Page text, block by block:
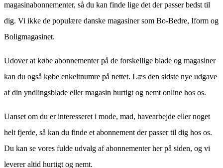
magasinabonnementer, så du kan finde lige det der passer bedst til
dig. Vi ikke de populære danske magasiner som Bo-Bedre, Iform og
Boligmagasinet.
Udover at købe abonnementer på de forskellige blade og magasiner
kan du også købe enkeltnumre på nettet. Læs den sidste nye udgave
af din yndlingsblade eller magasin hurtigt og nemt online hos os.
Uanset om du er interesseret i mode, mad, havearbejde eller noget
helt fjerde, så kan du finde et abonnement der passer til dig hos os.
Du kan se vores fulde udvalg af abonnementer her på siden, og vi
leverer altid hurtigt og nemt.